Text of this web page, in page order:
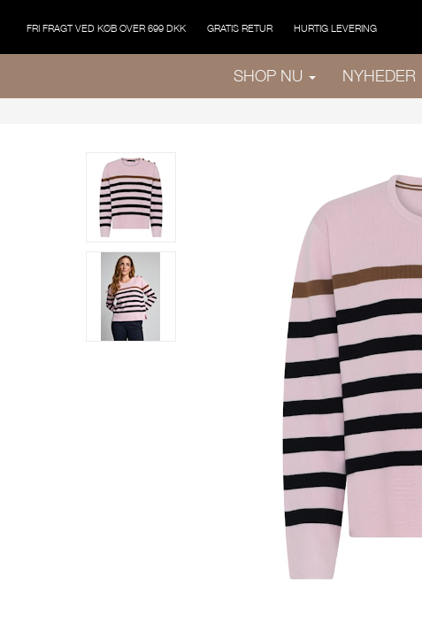
FRI FRAGT VED KØB OVER 699 DKK GRATIS RETUR HURTIG LEVERING
SHOP NU NYHEDER